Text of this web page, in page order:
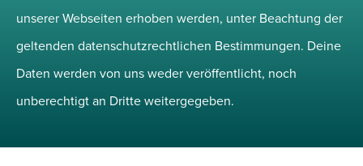
unserer Webseiten erhoben werden, unter Beachtung der
geltenden datenschutzrechtlichen Bestimmungen. Deine
Daten werden von uns weder veröffentlicht, noch
unberechtigt an Dritte weitergegeben.